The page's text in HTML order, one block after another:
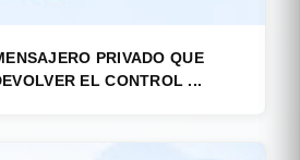
PRIVADO QUE
EL CONTROL ...